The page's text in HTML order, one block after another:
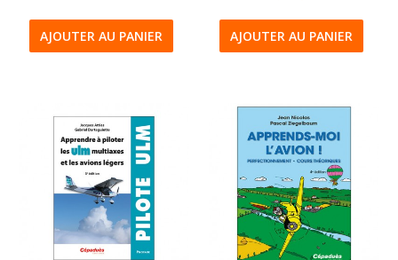
AJOUTER AU PANIER AJOUTER AU PANIER